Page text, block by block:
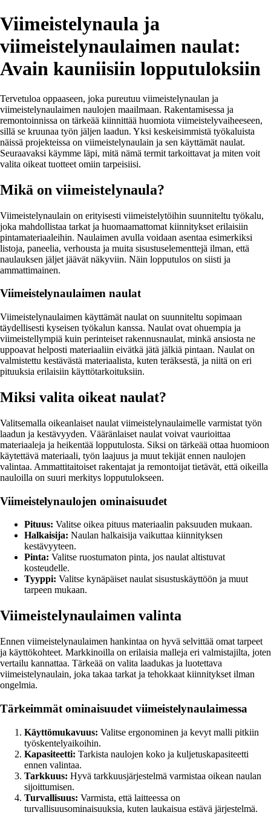
Viimeistelynaula ja
viimeistelynaulaimen naulat:
Avain kauniisiin lopputuloksiin
Tervetuloa oppaaseen, joka pureutuu viimeistelynaulan ja
viimeistelynaulaimen naulojen maailmaan. Rakentamisessa ja
remontoinnissa on tärkeää kiinnittää huomiota viimeistelyvaiheeseen,
sillä se kruunaa työn jäljen laadun. Yksi keskeisimmistä työkaluista
näissä projekteissa on viimeistelynaulain ja sen käyttämät naulat.
Seuraavaksi käymme läpi, mitä nämä termit tarkoittavat ja miten voit
valita oikeat tuotteet omiin tarpeisiisi.
Mikä on viimeistelynaula?
Viimeistelynaulain on erityisesti viimeistelytöihin suunniteltu työkalu,
joka mahdollistaa tarkat ja huomaamattomat kiinnitykset erilaisiin
pintamateriaaleihin. Naulaimen avulla voidaan asentaa esimerkiksi
listoja, paneelia, verhousta ja muita sisustuselementtejä ilman, että
naulauksen jäljet jäävät näkyviin. Näin lopputulos on siisti ja
ammattimainen.
Viimeistelynaulaimen naulat
Viimeistelynaulaimen käyttämät naulat on suunniteltu sopimaan
täydellisesti kyseisen työkalun kanssa. Naulat ovat ohuempia ja
viimeistellympiä kuin perinteiset rakennusnaulat, minkä ansiosta ne
uppoavat helposti materiaaliin eivätkä jätä jälkiä pintaan. Naulat on
valmistettu kestävästä materiaalista, kuten teräksestä, ja niitä on eri
pituuksia erilaisiin käyttötarkoituksiin.
Miksi valita oikeat naulat?
Valitsemalla oikeanlaiset naulat viimeistelynaulaimelle varmistat työn
laadun ja kestävyyden. Vääränlaiset naulat voivat vaurioittaa
materiaaleja ja heikentää lopputulosta. Siksi on tärkeää ottaa huomioon
käytettävä materiaali, työn laajuus ja muut tekijät ennen naulojen
valintaa. Ammattitaitoiset rakentajat ja remontoijat tietävät, että oikeilla
nauloilla on suuri merkitys lopputulokseen.
Viimeistelynaulojen ominaisuudet
Pituus: Valitse oikea pituus materiaalin paksuuden mukaan.
Halkaisija: Naulan halkaisija vaikuttaa kiinnityksen
kestävyyteen.
Pinta: Valitse ruostumaton pinta, jos naulat altistuvat
kosteudelle.
Tyyppi: Valitse kynäpäiset naulat sisustuskäyttöön ja muut
tarpeen mukaan.
Viimeistelynaulaimen valinta
Ennen viimeistelynaulaimen hankintaa on hyvä selvittää omat tarpeet
ja käyttökohteet. Markkinoilla on erilaisia malleja eri valmistajilta, joten
vertailu kannattaa. Tärkeää on valita laadukas ja luotettava
viimeistelynaulain, joka takaa tarkat ja tehokkaat kiinnitykset ilman
ongelmia.
Tärkeimmät ominaisuudet viimeistelynaulaimessa
Käyttömukavuus: Valitse ergonominen ja kevyt malli pitkiin
työskentelyaikoihin.
Kapasiteetti: Tarkista naulojen koko ja kuljetuskapasiteetti
ennen valintaa.
Tarkkuus: Hyvä tarkkuusjärjestelmä varmistaa oikean naulan
sijoittumisen.
Turvallisuus: Varmista, että laitteessa on
turvallisuusominaisuuksia, kuten laukaisua estävä järjestelmä.